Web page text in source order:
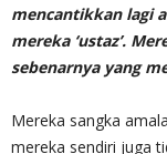
mencantikkan lagi
mereka ‘ustaz’.
sebenarnya yang
Mereka sangka
mereka sendiri juga